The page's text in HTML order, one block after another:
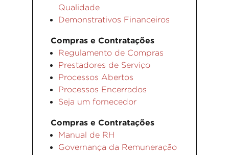
Qualidade
Demonstrativos Financeiros
Compras e Contratações
Regulamento de Compras
Prestadores de Serviço
Processos Abertos
Processos Encerrados
Seja um fornecedor
Compras e Contratações
Manual de RH
Governança da Remuneração